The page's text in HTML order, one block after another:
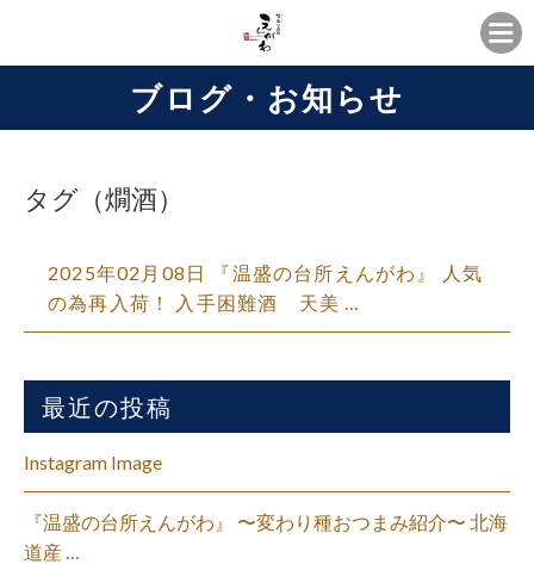
ブログ・お知らせ
タグ（燗酒）
2025年02月08日 『温盛の台所えんがわ』 人気
の為再入荷！ 入手困難酒 天美 …
最近の投稿
Instagram Image
『温盛の台所えんがわ』 〜変わり種おつまみ紹介〜 北海
道産 …